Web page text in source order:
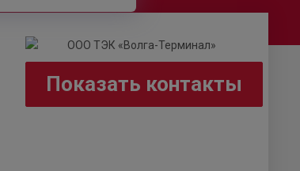
Показать контакты